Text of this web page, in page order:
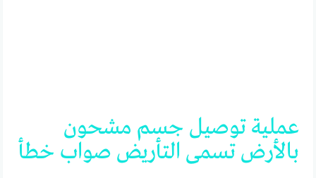
عملية توصيل جسم مشحون
بالأرض تسمى التأريض صواب خطأ